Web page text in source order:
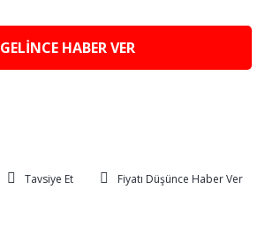
GELİNCE HABER VER
Tavsiye Et
Fiyatı Düşünce Haber Ver